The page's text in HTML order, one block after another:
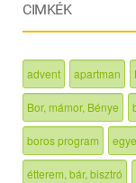
CIMKÉK
advent apartman
Bor, mámor, Bénye
boros program
étterem, bár, bisztró